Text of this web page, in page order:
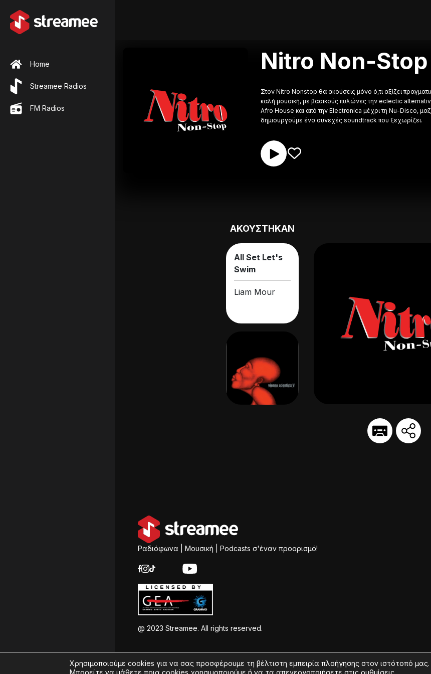
Home
Streamee Radios
FM Radios
Nitro Non-Stop
Στον Nitro Nonstop θα ακούσεις μόνο ό,τι αξίζει
καλή μουσική, με βασικούς πυλώνες την eclectic
Afro House και από την Electronica μέχρι τη Nu-Disco,
δημιουργούμε ένα συνεχές soundtrack που ξεχωρίζει.
ΑΚΟΥΣΤΗΚAN
All Set Let's
Swim
Liam Mour
Ραδιόφωνα | Μουσική | Podcasts σ'έναν προορισμό!
@ 2023 Streamee. All rights reserved.
Χρησιμοποιούμε cookies για να σας προσφέρουμε τη βέλτιστη εμπειρία πλοήγησης στον ιστότοπό μας.
Μπορείτε να μάθετε ποια cookies χρησιμοποιούμε ή να τα απενεργοποιήσετε στις ρυθμίσεις